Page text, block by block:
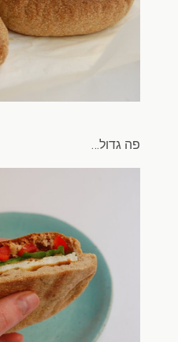
פה גדול…